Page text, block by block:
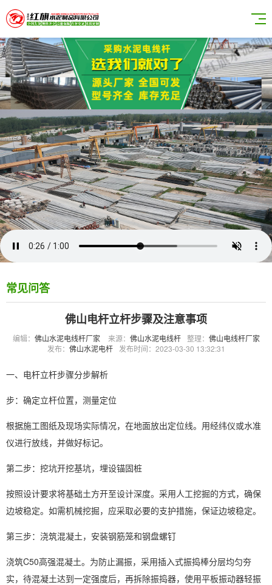
常见问答
佛山电杆立杆步骤及注意事项
编辑： 佛山水泥电线杆厂家 来源： 佛山水泥电线杆 整理： 佛山电线杆厂家
发布： 佛山水泥电杆 发布时间：2023-03-30 13:32:31
一、电杆立杆步骤分步解析
步：确定立杆位置，测量定位
根据施工图纸及现场实际情况，在地面放出定位线。用经纬仪或水准
仪进行放线，并做好标记。
第二步：挖坑开挖基坑，埋设锚固桩
按照设计要求将基础土方开至设计深度。采用人工挖掘的方式，确保
边坡稳定。如需机械挖掘，应采取必要的支护措施，保证边坡稳定。
第三步：浇筑混凝土，安装钢筋笼和钢盘螺钉
浇筑C50高强混凝土。为防止漏振，采用插入式振捣棒分层均匀夯
实，待混凝土达到一定强度后，再拆除振捣器，使用平板振动器轻振